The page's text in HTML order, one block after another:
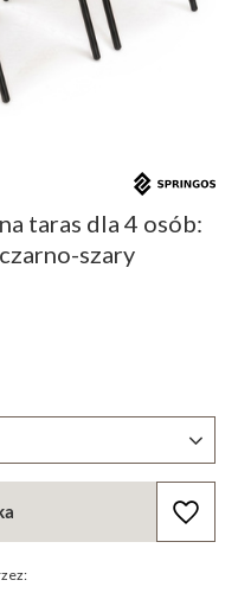
taras dla 4 osób:
szary